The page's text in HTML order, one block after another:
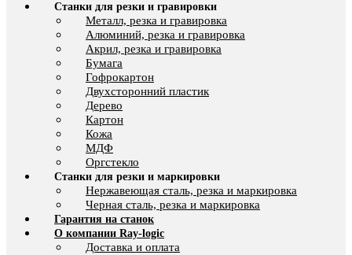
Станки для резки и гравировки
Металл, резка и гравировка
Алюминий, резка и гравировка
Акрил, резка и гравировка
Бумага
Гофрокартон
Двухсторонний пластик
Дерево
Картон
Кожа
МДФ
Оргстекло
Станки для резки и маркировки
Нержавеющая сталь, резка и маркировка
Черная сталь, резка и маркировка
Гарантия на станок
О компании Ray-logic
Доставка и оплата